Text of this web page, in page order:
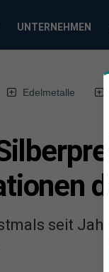
UNTERNEHMEN
Edelmetalle
seit